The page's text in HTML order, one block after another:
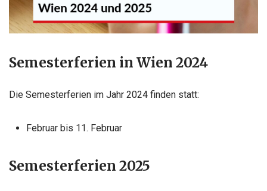
Semesterferien in Wien 2024
Die Semesterferien im Jahr 2024 finden statt:
Februar bis 11. Februar
Semesterferien 2025